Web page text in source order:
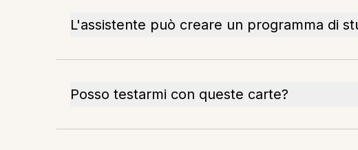
L'assistente può creare un programma di
Posso testarmi con queste carte?